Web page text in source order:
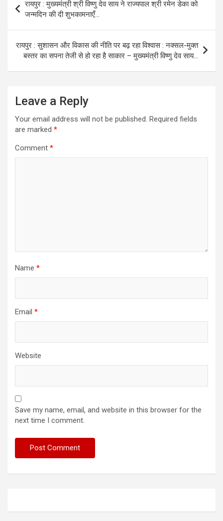
navigation
रायपुर : मुख्यमंत्री श्री विष्णु देव साय ने राज्यपाल श्री रमेन डेका को
जन्मदिन की दी शुभकामनाएँ…
रायपुर : सुशासन और विकास की नीति पर बढ़ रहा विश्वास : नक्सल-मुक्त
बस्तर का सपना तेजी से हो रहा है साकार – मुख्यमंत्री विष्णु देव साय…
Leave a Reply
Your email address will not be published. Required fields
are marked *
Comment *
Name *
Email *
Website
Save my name, email, and website in this browser for the
next time I comment.